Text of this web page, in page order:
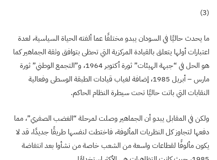
(3)
ما يحدث حاليًا في السودان يبدو مختلفًا عما ألفته الحياة السياسية، لعدة
اعتبارات أولها يتعلق بالقيادة المركزية التي تحظى بتوافق وثقة الجماهير كما
هو الحل في “جبهة الهيئات” ثورة أكتوبر 1964، و”التجمع الوطني” ثورة
مارس – أبريل 1985، إضافة لغياب قيادات الطبقة الوسطى وفعالية
النقابات التي باتت حاليًا تحت سيطرة النظام الحاكم.
ولكن في المقابل يبدو أن الجماهير وصلت لمرحلة “الغضب الصفري”، مما
دفعها لتجاوز كل النظريات المألوفة، فاختطت لنفسها طريقًا جديدًا، قد لا
يكون مألوفًا لقطاعات واسعة من الشعب خاصة من نشأوا بعد انتفاضة